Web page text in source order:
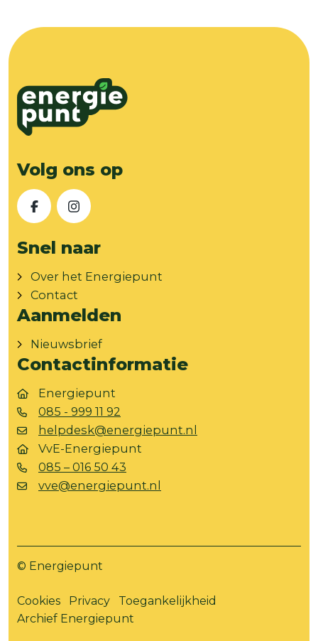
Volg ons op
FacebookInstagram
Snel naar
Over het Energiepunt
Contact
Aanmelden
Nieuwsbrief
Contactinformatie
Energiepunt
085 - 999 11 92
helpdesk@energiepunt.nl
VvE-Energiepunt
085 – 016 50 43
vve@energiepunt.nl
© Energiepunt
Cookies Privacy
Toegankelijkheid
Archief Energiepunt